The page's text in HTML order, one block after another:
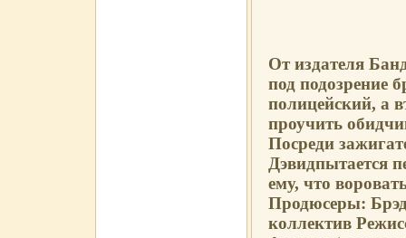
От издателя
под подозрение
полицейский, а
проучить
Посреди
Дэвидпытается
ему, что
Продюсеры:
коллектив